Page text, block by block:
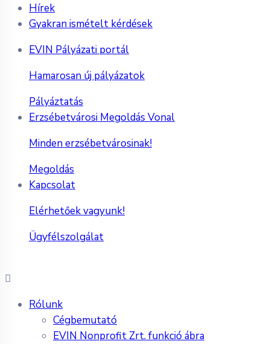
Hírek
Gyakran ismételt kérdések
EVIN Pályázati portál
Hamarosan új pályázatok
Pályáztatás
Erzsébetvárosi Megoldás Vonal
Minden erzsébetvárosinak!
Megoldás
Kapcsolat
Elérhetőek vagyunk!
Ügyfélszolgálat
Rólunk
Cégbemutató
EVIN Nonprofit Zrt. funkció ábra